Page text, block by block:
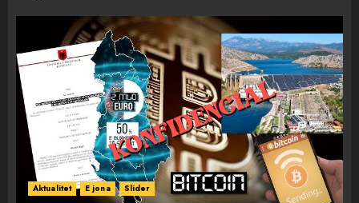
Aktualitet E jona Slider